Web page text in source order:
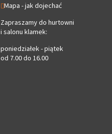
Mapa - jak dojechać
Zapraszamy do hurtowni
i salonu klamek:
poniedziałek - piątek
od 7.00 do 16.00